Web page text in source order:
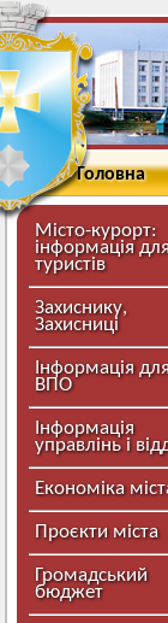
Головна
Місто-курорт:
інформація
туристів
Захиснику,
Захисниці
Інформація
ВПО
Інформація
управлінь і
Економіка
Проєкти міста
Громадський
бюджет